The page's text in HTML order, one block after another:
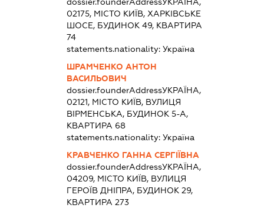
02175, МІСТО КИЇВ, ХАРКІВСЬКЕ
ШОСЕ, БУДИНОК 49, КВАРТИРА
74
statements.nationality:Україна
ШРАМЧЕНКО АНТОН
ВАСИЛЬОВИЧ
dossier.founderAddressУКРАЇНА,
02121, МІСТО КИЇВ, ВУЛИЦЯ
ВІРМЕНСЬКА, БУДИНОК 5-А,
КВАРТИРА 68
statements.nationality:Україна
КРАВЧЕНКО ГАННА СЕРГІЇВНА
dossier.founderAddressУКРАЇНА,
04209, МІСТО КИЇВ, ВУЛИЦЯ
ГЕРОЇВ ДНІПРА, БУДИНОК 29,
КВАРТИРА 273